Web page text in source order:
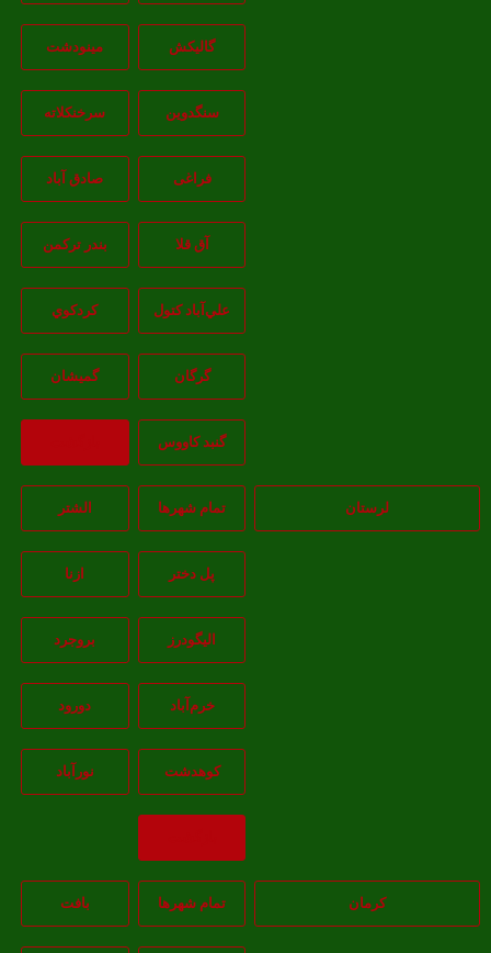
گالیکش مینودشت
سنگدوین سرخنکلاته
فراغی صادق آباد
آق قلا بندر ترکمن
علي‌آباد کتول کردکوي
گرگان گميشان
گنبد کاووس
لرستان تمام شهر‌ها الشتر
پل دختر
اليگودرز بروجرد
خرم‌آباد دورود
کوهدشت نورآباد
کرمان تمام شهر‌ها بافت